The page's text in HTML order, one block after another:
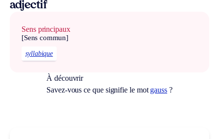
adjectif
Sens principaux
[Sens commun]
syllabique
À découvrir
Savez-vous ce que signifie le mot gauss ?